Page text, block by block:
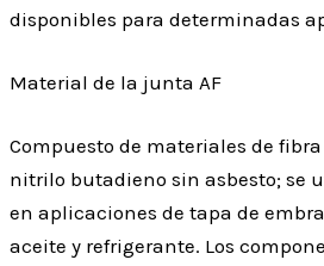
disponibles para determinadas
Material de la junta AF
Compuesto de materiales de
nitrilo butadieno sin asbesto; se
en aplicaciones de tapa de
aceite y refrigerante. Los